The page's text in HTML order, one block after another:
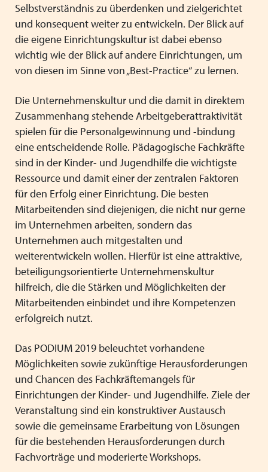
Selbstverständnis zu überdenken und zielgerichtet
und konsequent weiter zu entwickeln. Der Blick auf
die eigene Einrichtungskultur ist dabei ebenso
wichtig wie der Blick auf andere Einrichtungen, um
von diesen im Sinne von „Best-Practice“ zu lernen.
Die Unternehmenskultur und die damit in direktem
Zusammenhang stehende Arbeitgeberattraktivität
spielen für die Personalgewinnung und -bindung
eine entscheidende Rolle. Pädagogische Fachkräfte
sind in der Kinder- und Jugendhilfe die wichtigste
Ressource und damit einer der zentralen Faktoren
für den Erfolg einer Einrichtung. Die besten
Mitarbeitenden sind diejenigen, die nicht nur gerne
im Unternehmen arbeiten, sondern das
Unternehmen auch mitgestalten und
weiterentwickeln wollen. Hierfür ist eine attraktive,
beteiligungsorientierte Unternehmenskultur
hilfreich, die die Stärken und Möglichkeiten der
Mitarbeitenden einbindet und ihre Kompetenzen
erfolgreich nutzt.
Das PODIUM 2019 beleuchtet vorhandene
Möglichkeiten sowie zukünftige Herausforderungen
und Chancen des Fachkräftemangels für
Einrichtungen der Kinder- und Jugendhilfe. Ziele der
Veranstaltung sind ein konstruktiver Austausch
sowie die gemeinsame Erarbeitung von Lösungen
für die bestehenden Herausforderungen durch
Fachvorträge und moderierte Workshops.